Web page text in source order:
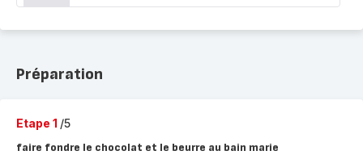
Préparation
Etape 1 /5
faire fondre le chocolat et le beurre au bain marie